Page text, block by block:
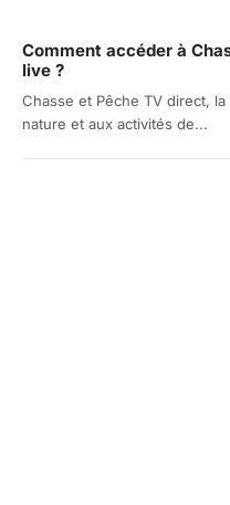
Comment accéder à
live ?
Chasse et Pêche TV direct,
nature et aux activités de...